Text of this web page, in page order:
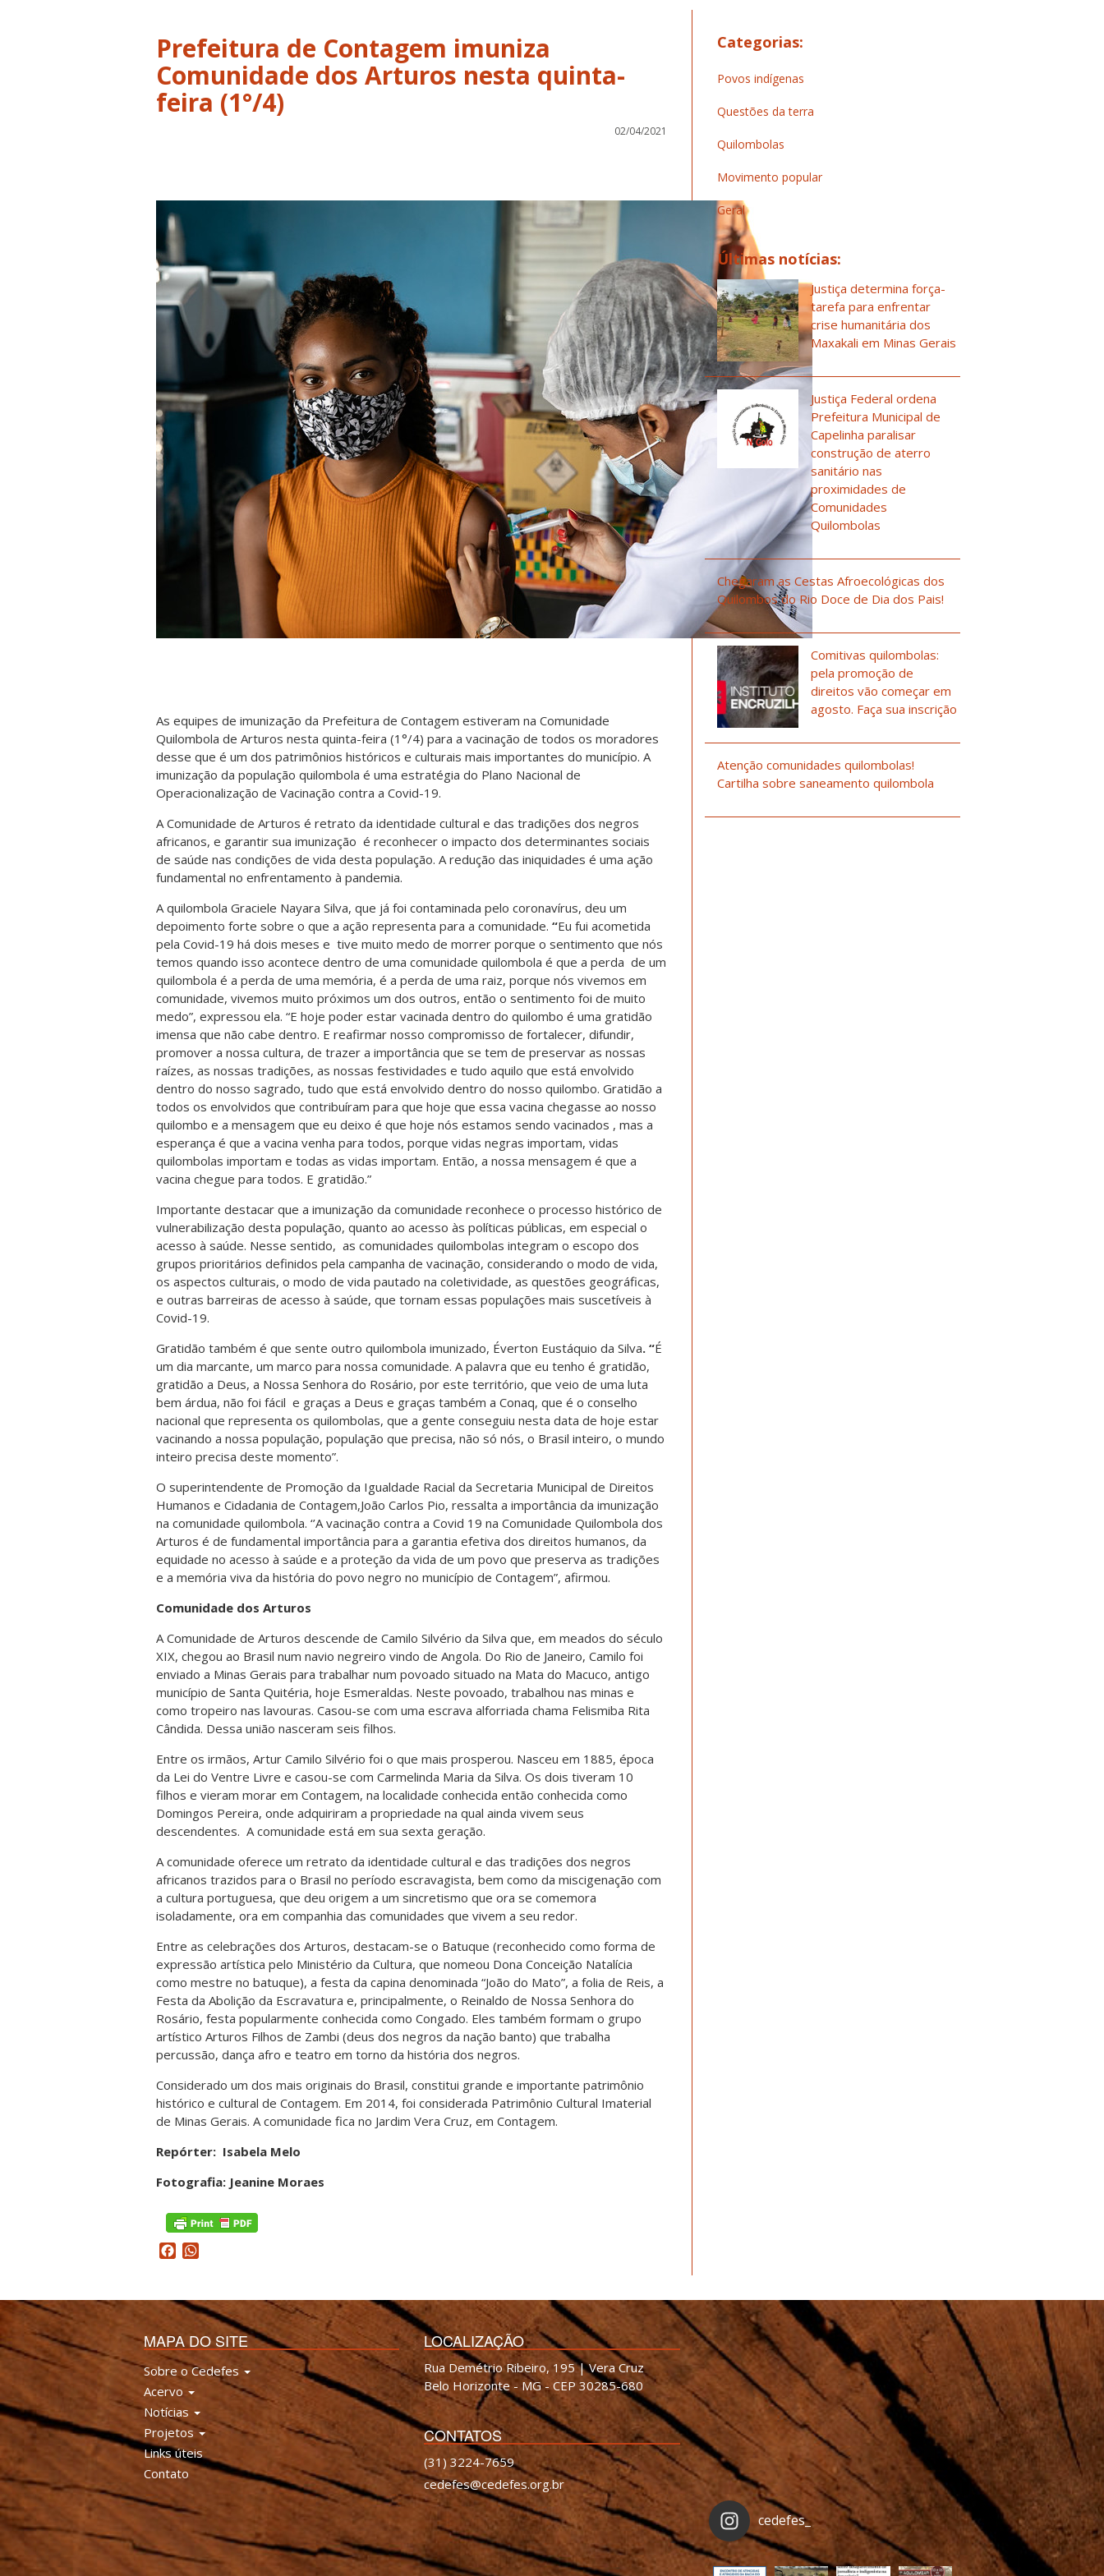
Prefeitura de Contagem imuniza
Comunidade dos Arturos nesta quinta-
feira (1°/4)
02/04/2021
As equipes de imunização da Prefeitura de Contagem estiveram na Comunidade
Quilombola de Arturos nesta quinta-feira (1°/4) para a vacinação de todos os moradores
desse que é um dos patrimônios históricos e culturais mais importantes do município. A
imunização da população quilombola é uma estratégia do Plano Nacional de
Operacionalização de Vacinação contra a Covid-19.
A Comunidade de Arturos é retrato da identidade cultural e das tradições dos negros
africanos, e garantir sua imunização é reconhecer o impacto dos determinantes sociais
de saúde nas condições de vida desta população. A redução das iniquidades é uma ação
fundamental no enfrentamento à pandemia.
A quilombola Graciele Nayara Silva, que já foi contaminada pelo coronavírus, deu um
depoimento forte sobre o que a ação representa para a comunidade. “Eu fui acometida
pela Covid-19 há dois meses e tive muito medo de morrer porque o sentimento que nós
temos quando isso acontece dentro de uma comunidade quilombola é que a perda de um
quilombola é a perda de uma memória, é a perda de uma raiz, porque nós vivemos em
comunidade, vivemos muito próximos um dos outros, então o sentimento foi de muito
medo”, expressou ela. “E hoje poder estar vacinada dentro do quilombo é uma gratidão
imensa que não cabe dentro. E reafirmar nosso compromisso de fortalecer, difundir,
promover a nossa cultura, de trazer a importância que se tem de preservar as nossas
raízes, as nossas tradições, as nossas festividades e tudo aquilo que está envolvido
dentro do nosso sagrado, tudo que está envolvido dentro do nosso quilombo. Gratidão a
todos os envolvidos que contribuíram para que hoje que essa vacina chegasse ao nosso
quilombo e a mensagem que eu deixo é que hoje nós estamos sendo vacinados , mas a
esperança é que a vacina venha para todos, porque vidas negras importam, vidas
quilombolas importam e todas as vidas importam. Então, a nossa mensagem é que a
vacina chegue para todos. E gratidão.”
Importante destacar que a imunização da comunidade reconhece o processo histórico de
vulnerabilização desta população, quanto ao acesso às políticas públicas, em especial o
acesso à saúde. Nesse sentido, as comunidades quilombolas integram o escopo dos
grupos prioritários definidos pela campanha de vacinação, considerando o modo de vida,
os aspectos culturais, o modo de vida pautado na coletividade, as questões geográficas,
e outras barreiras de acesso à saúde, que tornam essas populações mais suscetíveis à
Covid-19.
Gratidão também é que sente outro quilombola imunizado, Éverton Eustáquio da Silva. “É
um dia marcante, um marco para nossa comunidade. A palavra que eu tenho é gratidão,
gratidão a Deus, a Nossa Senhora do Rosário, por este território, que veio de uma luta
bem árdua, não foi fácil e graças a Deus e graças também a Conaq, que é o conselho
nacional que representa os quilombolas, que a gente conseguiu nesta data de hoje estar
vacinando a nossa população, população que precisa, não só nós, o Brasil inteiro, o mundo
inteiro precisa deste momento”.
O superintendente de Promoção da Igualdade Racial da Secretaria Municipal de Direitos
Humanos e Cidadania de Contagem,João Carlos Pio, ressalta a importância da imunização
na comunidade quilombola. ‘’A vacinação contra a Covid 19 na Comunidade Quilombola dos
Arturos é de fundamental importância para a garantia efetiva dos direitos humanos, da
equidade no acesso à saúde e a proteção da vida de um povo que preserva as tradições
e a memória viva da história do povo negro no município de Contagem”, afirmou.
Comunidade dos Arturos
A Comunidade de Arturos descende de Camilo Silvério da Silva que, em meados do século
XIX, chegou ao Brasil num navio negreiro vindo de Angola. Do Rio de Janeiro, Camilo foi
enviado a Minas Gerais para trabalhar num povoado situado na Mata do Macuco, antigo
município de Santa Quitéria, hoje Esmeraldas. Neste povoado, trabalhou nas minas e
como tropeiro nas lavouras. Casou-se com uma escrava alforriada chama Felismiba Rita
Cândida. Dessa união nasceram seis filhos.
Entre os irmãos, Artur Camilo Silvério foi o que mais prosperou. Nasceu em 1885, época
da Lei do Ventre Livre e casou-se com Carmelinda Maria da Silva. Os dois tiveram 10
filhos e vieram morar em Contagem, na localidade conhecida então conhecida como
Domingos Pereira, onde adquiriram a propriedade na qual ainda vivem seus
descendentes. A comunidade está em sua sexta geração.
A comunidade oferece um retrato da identidade cultural e das tradições dos negros
africanos trazidos para o Brasil no período escravagista, bem como da miscigenação com
a cultura portuguesa, que deu origem a um sincretismo que ora se comemora
isoladamente, ora em companhia das comunidades que vivem a seu redor.
Entre as celebrações dos Arturos, destacam-se o Batuque (reconhecido como forma de
expressão artística pelo Ministério da Cultura, que nomeou Dona Conceição Natalícia
como mestre no batuque), a festa da capina denominada “João do Mato”, a folia de Reis, a
Festa da Abolição da Escravatura e, principalmente, o Reinaldo de Nossa Senhora do
Rosário, festa popularmente conhecida como Congado. Eles também formam o grupo
artístico Arturos Filhos de Zambi (deus dos negros da nação banto) que trabalha
percussão, dança afro e teatro em torno da história dos negros.
Considerado um dos mais originais do Brasil, constitui grande e importante patrimônio
histórico e cultural de Contagem. Em 2014, foi considerada Patrimônio Cultural Imaterial
de Minas Gerais. A comunidade fica no Jardim Vera Cruz, em Contagem.
Repórter: Isabela Melo
Fotografia: Jeanine Moraes
Facebook
Categorias:
Povos indígenas
Questões da terra
Quilombolas
Movimento popular
Geral
Últimas notícias:
Justiça determina força-
tarefa para enfrentar
crise humanitária dos
Maxakali em Minas Gerais
Justiça Federal ordena
Prefeitura Municipal de
Capelinha paralisar
construção de aterro
sanitário nas
proximidades de
Comunidades
Quilombolas
Chegaram as Cestas Afroecológicas dos
Quilombos do Rio Doce de Dia dos Pais!
Comitivas quilombolas:
pela promoção de
direitos vão começar em
agosto. Faça sua inscrição
Atenção comunidades quilombolas!
Cartilha sobre saneamento quilombola
MAPA DO SITE
Sobre o Cedefes
Acervo
Notícias
Projetos
Links úteis
Contato
LOCALIZAÇÃO
Rua Demétrio Ribeiro, 195 | Vera Cruz
Belo Horizonte - MG - CEP 30285-680
CONTATOS
(31) 3224-7659
cedefes@cedefes.org.br
cedefes_